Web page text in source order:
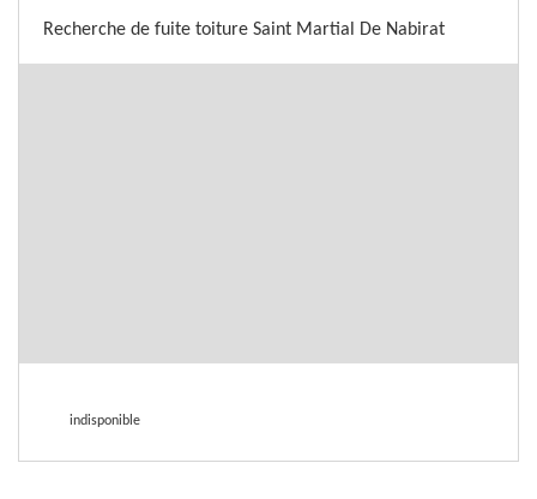
Recherche de fuite toiture Saint Martial De Nabirat
indisponible